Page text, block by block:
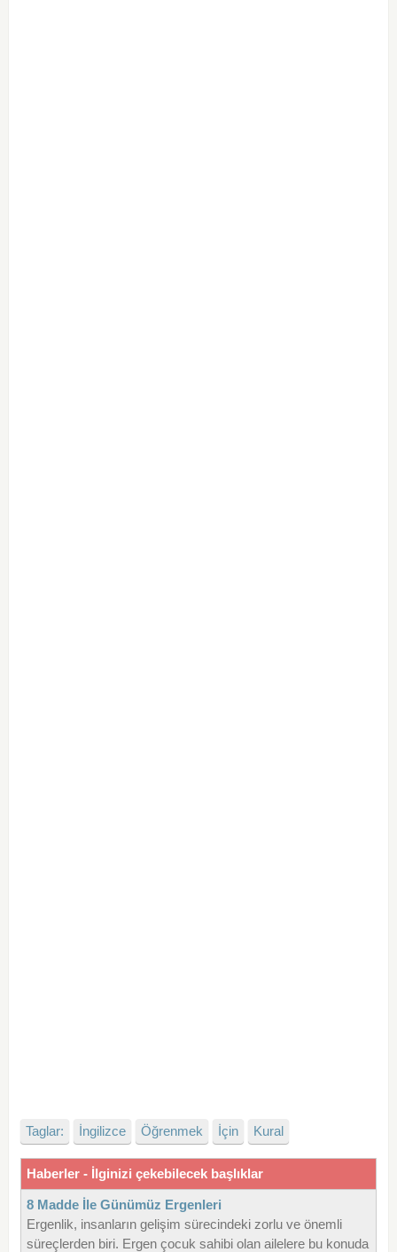
Taglar: İngilizce Öğrenmek İçin Kural
Haberler - İlginizi çekebilecek başlıklar
8 Madde İle Günümüz Ergenleri
Ergenlik, insanların gelişim sürecindeki zorlu ve önemli
süreçlerden biri. Ergen çocuk sahibi olan ailelere bu konuda